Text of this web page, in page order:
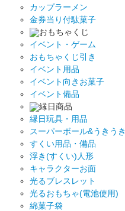
カップラーメン
金券当り付駄菓子
おもちゃくじ
イベント・ゲーム
おもちゃくじ引き
イベント用品
イベント向きお菓子
イベント備品
縁日商品
縁日玩具・用品
スーパーボール&うきうき
すくい用品・備品
浮き(すくい)人形
キャラクターお面
光るブレスレット
光るおもちゃ(電池使用)
綿菓子袋